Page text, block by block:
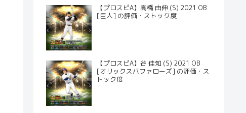
【プロスピA】高橋 由伸 (S) 2021 OB
[巨人] の評価・ストック度
【プロスピA】谷 佳知 (S) 2021 OB
[オリックスバファローズ] の評価・ス
トック度